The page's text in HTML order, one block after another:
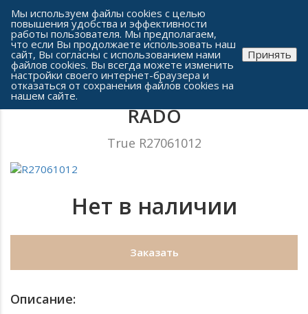
Сеть часовых салонов г. Челябинска
Женские часы
RADO
True R27061012
Нет в наличии
Заказать
Описание:
Мы используем файлы cookies с целью
повышения удобства и эффективности
работы пользователя. Мы предполагаем,
что если Вы продолжаете использовать наш
сайт, Вы согласны с использованием нами
файлов cookies. Вы всегда можете изменить
настройки своего интернет-браузера и
отказаться от сохранения файлов cookies на
нашем сайте.
Принять